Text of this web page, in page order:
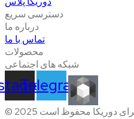
دسترسی سریع
درباره ما
تماس با ما
محصولات
شبکه های اجتماعی
Telegram